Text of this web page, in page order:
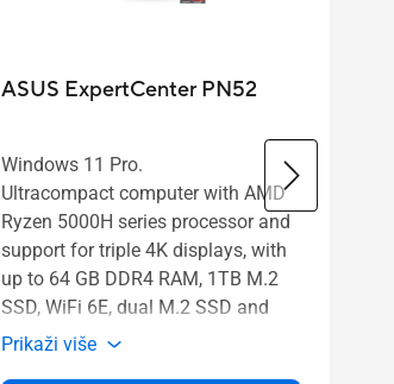
ASUS ExpertCenter PN52
Windows 11 Pro.
Ultracompact computer with AMD
Ryzen 5000H series processor and
support for triple 4K displays, with
up to 64 GB DDR4 RAM, 1TB M.2
SSD, WiFi 6E, dual M.2 SSD and
onboard dual HDMI.
Prikaži više